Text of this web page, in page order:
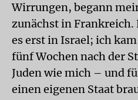
Wirrungen, begann
zunächst in Frankreich.
es erst in Israel; ich
fünf Wochen nach der
Juden wie mich – und
einen eigenen Staat